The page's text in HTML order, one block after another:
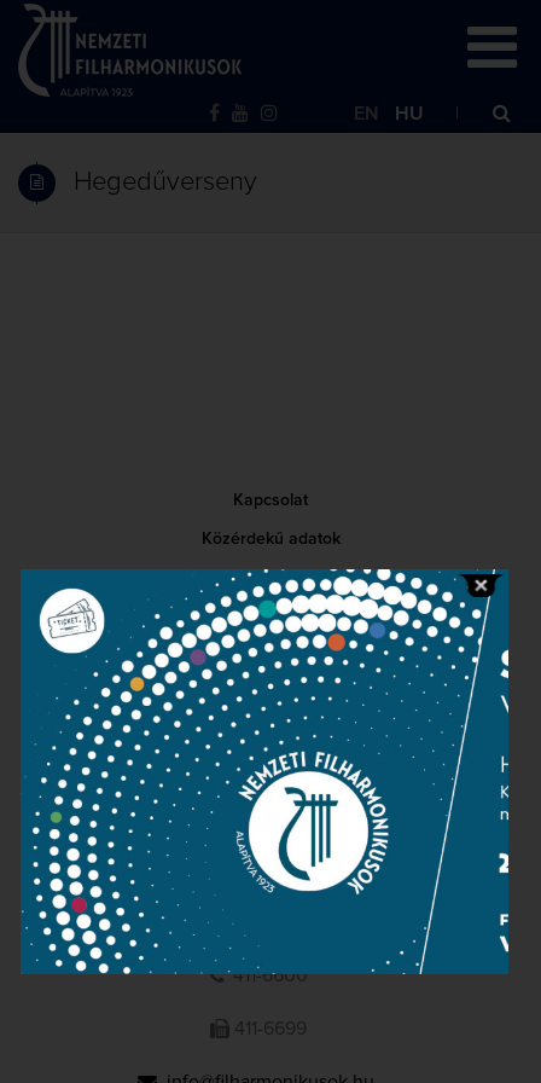
EN HU
Hegedűverseny
Kapcsolat
Közérdekű adatok
Sajtószoba
Adatvédelem
Impresszum
NEMZETI
FILHARMONIKUSOK
1095 Budapest, Komor Marcell u. 1. (Müpa)
411-6600
411-6699